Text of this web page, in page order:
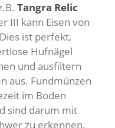
Tangra Relic
III kann Eisen von
ist perfekt,
Hufnägel
und ausfiltern
aus. Fundmünzen
im Boden
sind darum mit
zu erkennen.